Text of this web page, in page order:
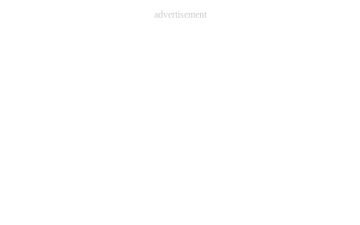
advertisement